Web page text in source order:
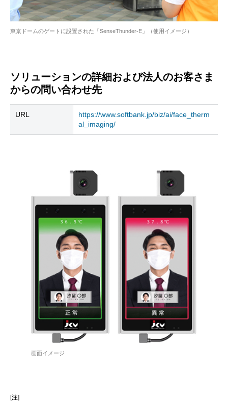
東京ドームのゲートに設置された「SenseThunder-E」（使用イメージ）
ソリューションの詳細および法人のお客さま
からの問い合わせ先
URL
https://www.softbank.jp/biz/ai/face_therm
al_imaging/
画面イメージ
[注]